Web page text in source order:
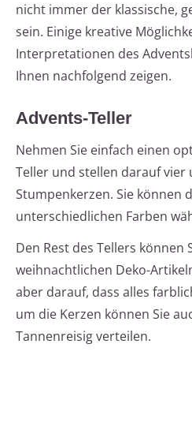
nicht immer der klassische,
sein. Einige kreative
Interpretationen des
Ihnen nachfolgend zeigen.
Advents-Teller
Nehmen Sie einfach einen
Teller und stellen darauf
Stumpenkerzen. Sie können
unterschiedlichen Farben
Den Rest des Tellers können
weihnachtlichen Deko-
aber darauf, dass alles
um die Kerzen können Sie
Tannenreisig verteilen.